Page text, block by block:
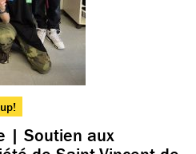
| Soutien aux